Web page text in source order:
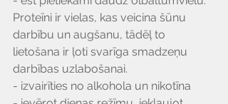
Proteīni ir vielas, kas veicina šūnu
darbību un augšanu, tādēļ to
lietošana ir ļoti svarīga smadzeņu
darbības uzlabošanai.
- izvairīties no alkohola un nikotīna